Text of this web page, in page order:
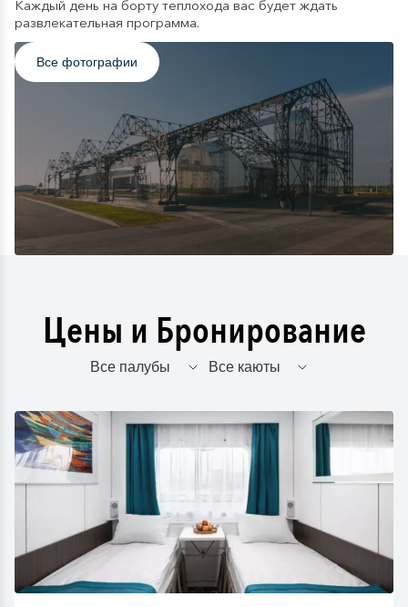
Каждый день на борту теплохода вас будет ждать
развлекательная программа.
Все фотографии
Цены и Бронирование